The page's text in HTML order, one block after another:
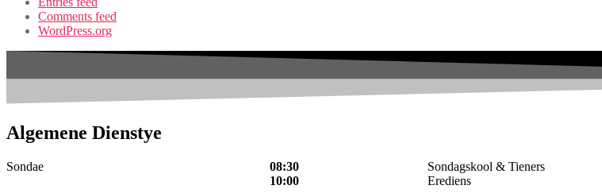
Comments feed
WordPress.org
Algemene Dienstye
Sondae
08:30
10:00
Sondagskool & Tieners
Erediens